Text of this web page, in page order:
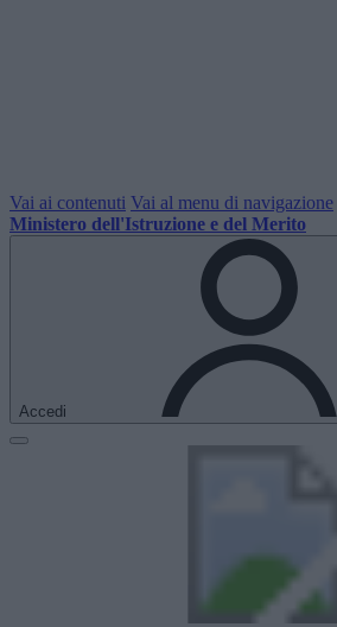
Vai ai contenuti Vai al menu di navigazione
Ministero dell'Istruzione e del Merito
Accedi